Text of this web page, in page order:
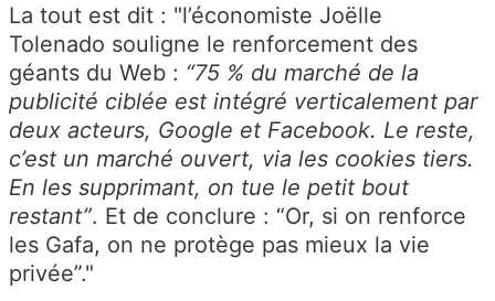
La tout est dit : "l’économiste Joëlle
Tolenado souligne le renforcement des
géants du Web : “75 % du marché de la
publicité ciblée est intégré verticalement par
deux acteurs, Google et Facebook. Le reste,
c’est un marché ouvert, via les cookies tiers.
En les supprimant, on tue le petit bout
restant”. Et de conclure : “Or, si on renforce
les Gafa, on ne protège pas mieux la vie
privée”."